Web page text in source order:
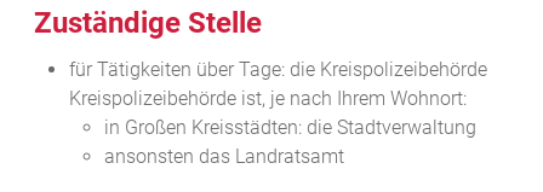
Zuständige Stelle
für Tätigkeiten über Tage: die Kreispolizeibehörde
Kreispolizeibehörde ist, je nach Ihrem Wohnort:
in Großen Kreisstädten: die Stadtverwaltung
ansonsten das Landratsamt